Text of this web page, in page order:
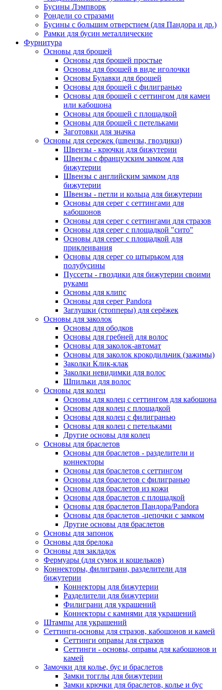
Бусины Лэмпворк
Рондели со стразами
Бусины с большим отверстием (для Пандора и др.)
Рамки для бусин металлические
Фурнитура
Основы для брошей
Основы для брошей простые
Основы для брошей в виде иголочки
Основы Булавки для брошей
Основы для брошей с филигранью
Основы для брошей с сеттингом для камеи
или кабошона
Основы для брошей с площадкой
Основы для брошей с петельками
Заготовки для значка
Основы для сережек (швензы, гвоздики)
Швензы - крючки для бижутерии
Швензы с французским замком для
бижутерии
Швензы с английским замком для
бижутерии
Швензы - петли и кольца для бижутерии
Основы для серег с сеттингами для
кабошонов
Основы для серег с сеттингами для стразов
Основы для серег с площадкой "сито"
Основы для серег с площадкой для
приклеивания
Основы для серег со штырьком для
полубусины
Пуссеты - гвоздики для бижутерии своими
руками
Основы для клипс
Основы для серег Pandora
Заглушки (стопперы) для серёжек
Основы для заколок
Основы для ободков
Основы для гребней для волос
Основы для заколок-автомат
Основы для заколок крокодильчик (зажимы)
Заколки Клик-клак
Заколки невидимки для волос
Шпильки для волос
Основы для колец
Основы для колец с сеттингом для кабошона
Основы для колец с площадкой
Основы для колец с филигранью
Основы для колец с петельками
Другие основы для колец
Основы для браслетов
Основы для браслетов - разделители и
коннекторы
Основы для браслетов с сеттингом
Основы для браслетов с филигранью
Основы для браслетов из кожи
Основы для браслетов с площадкой
Основы для браслетов Пандора/Pandora
Основы для браслетов -цепочки с замком
Другие основы для браслетов
Основы для запонок
Основы для брелока
Основы для закладок
Фермуары (для сумок и кошельков)
Коннекторы, филиграни, разделители для
бижутерии
Коннекторы для бижутерии
Разделители для бижутерии
Филиграни для украшений
Коннекторы с камнями для украшений
Штампы для украшений
Сеттинги-основы для стразов, кабошонов и камей
Сеттинги оправы для стразов
Сеттинги - основы, оправы для кабошонов и
камей
Замочки для колье, бус и браслетов
Замки тогглы для бижутерии
Замки крючки для браслетов, колье и бус